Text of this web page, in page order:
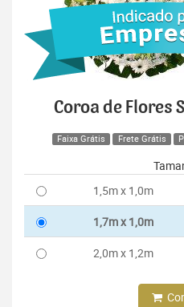
Coroa de Flores
Faixa Grátis Frete Grátis
1,5m x 1,0m
1,7m x 1,0m
2,0m x 1,2m